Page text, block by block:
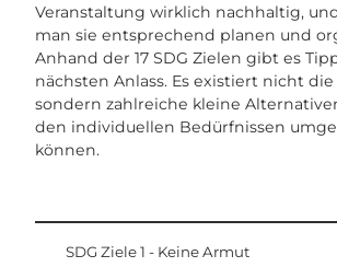
Veranstaltung wirklich nachhaltig,
man sie entsprechend planen und
Anhand der 17 SDG Zielen gibt es
nächsten Anlass. Es existiert nicht
sondern zahlreiche kleine
den individuellen Bedürfnissen
können.
SDG Ziele 1 - Keine Armut